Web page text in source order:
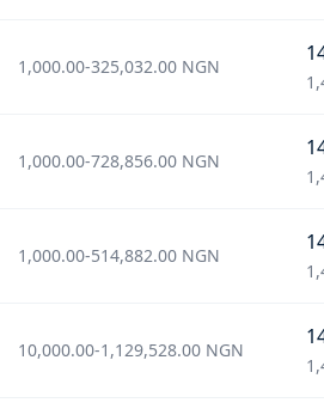
1,000.00-325,032.00 NGN
1,000.00-728,856.00 NGN
1,000.00-514,882.00 NGN
10,000.00-1,129,528.00 NGN